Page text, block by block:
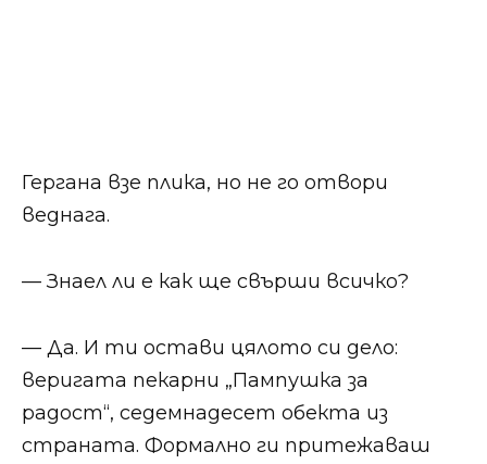
Гергана взе плика, но не го отвори
веднага.
— Знаел ли е как ще свърши всичко?
— Да. И ти остави цялото си дело:
веригата пекарни „Пампушка за
радост“, седемнадесет обекта из
страната. Формално ги притежаваш